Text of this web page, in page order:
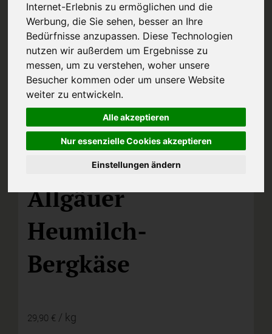
Internet-Erlebnis zu ermöglichen und die
Werbung, die Sie sehen, besser an Ihre
Bedürfnisse anzupassen. Diese Technologien
nutzen wir außerdem um Ergebnisse zu
messen, um zu verstehen, woher unsere
Besucher kommen oder um unsere Website
weiter zu entwickeln.
Alle akzeptieren
Nur essenzielle Cookies akzeptieren
Einstellungen ändern
Allgäuer
Heumilch-
Bergkäse
29,90 € / kg